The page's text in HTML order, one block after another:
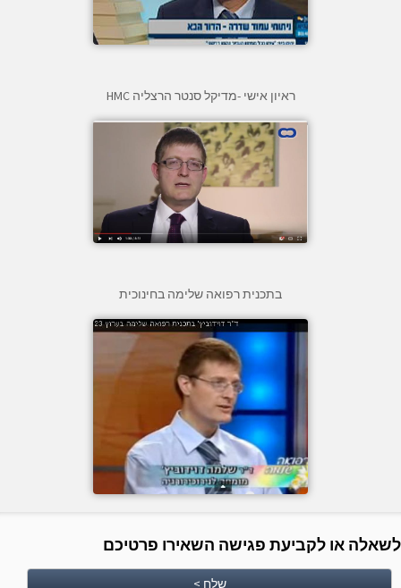
ראיון אישי -מדיקל סנטר הרצליה HMC
בתכנית רפואה שלימה בחינוכית
לשאלה או לקביעת פגישה השאירו פרטיכם
שלח >